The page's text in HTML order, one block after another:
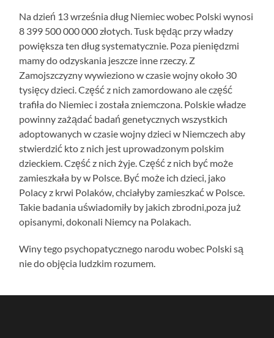
Na dzień 13 września dług Niemiec wobec Polski wynosi
8 399 500 000 000 złotych. Tusk będąc przy władzy
powiększa ten dług systematycznie. Poza pieniędzmi
mamy do odzyskania jeszcze inne rzeczy. Z
Zamojszczyzny wywieziono w czasie wojny około 30
tysięcy dzieci. Część z nich zamordowano ale część
trafiła do Niemiec i została zniemczona. Polskie władze
powinny zażądać badań genetycznych wszystkich
adoptowanych w czasie wojny dzieci w Niemczech aby
stwierdzić kto z nich jest uprowadzonym polskim
dzieckiem. Część z nich żyje. Część z nich być może
zamieszkała by w Polsce. Być może ich dzieci, jako
Polacy z krwi Polaków, chciałyby zamieszkać w Polsce.
Takie badania uświadomiły by jakich zbrodni,poza już
opisanymi, dokonali Niemcy na Polakach.
Winy tego psychopatycznego narodu wobec Polski są
nie do objęcia ludzkim rozumem.